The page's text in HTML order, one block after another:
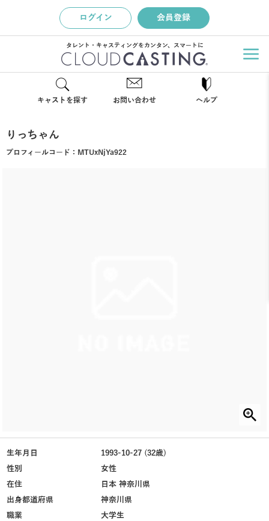
ログイン 会員登録
タレント・キャスティングをカンタン、スマートに
キャストを探す お問い合わせ ヘルプ
りっちゃん
プロフィールコード： MTUxNjYa922
生年月日
1993-10-27 (32歳)
性別
女性
在住
日本 神奈川県
出身都道府県
神奈川県
職業
大学生